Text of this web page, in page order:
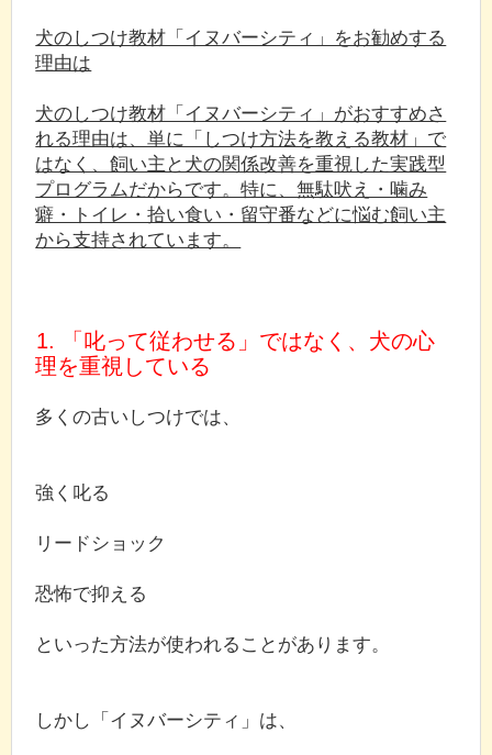
犬のしつけ教材「イヌバーシティ」をお勧めする
理由は
犬のしつけ教材「イヌバーシティ」がおすすめさ
れる理由は、単に「しつけ方法を教える教材」で
はなく、飼い主と犬の関係改善を重視した実践型
プログラムだからです。特に、無駄吠え・噛み
癖・トイレ・拾い食い・留守番などに悩む飼い主
から支持されています。
1. 「叱って従わせる」ではなく、犬の心
理を重視している
多くの古いしつけでは、
強く叱る
リードショック
恐怖で抑える
といった方法が使われることがあります。
しかし「イヌバーシティ」は、